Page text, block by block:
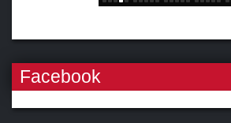
Facebook